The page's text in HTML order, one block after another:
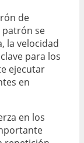
de
patrón se
la velocidad
para los
ejecutar
en
en los